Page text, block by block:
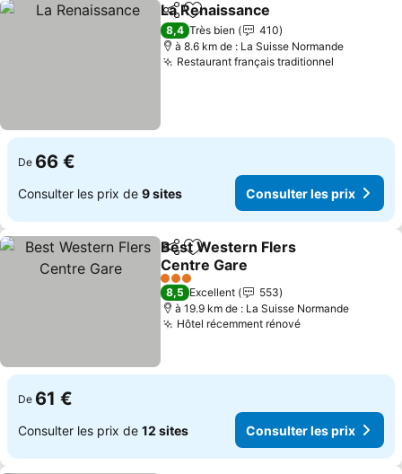
PartagerAjouter à mes favoris
La Renaissance
8,4 Très bien
410
à 8.6 km de : La Suisse Normande
Restaurant français traditionnel
De 66 €
Consulter les prix de 9 sites Consulter les prix
PartagerAjouter à mes favoris
Best Western Flers
Centre Gare
3 Étoiles
8,5 Excellent
553
à 19.9 km de : La Suisse Normande
Hôtel récemment rénové
De 61 €
Consulter les prix de 12 sites Consulter les prix